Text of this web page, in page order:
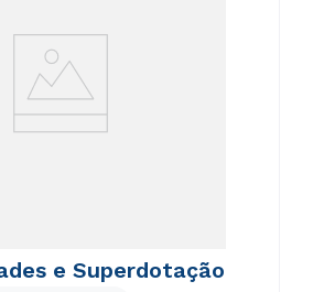
e Superdotação